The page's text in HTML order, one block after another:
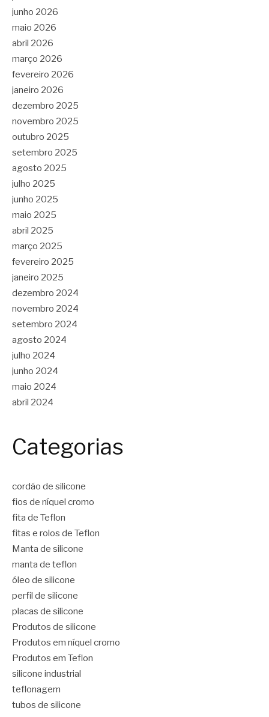
junho 2026
maio 2026
abril 2026
março 2026
fevereiro 2026
janeiro 2026
dezembro 2025
novembro 2025
outubro 2025
setembro 2025
agosto 2025
julho 2025
junho 2025
maio 2025
abril 2025
março 2025
fevereiro 2025
janeiro 2025
dezembro 2024
novembro 2024
setembro 2024
agosto 2024
julho 2024
junho 2024
maio 2024
abril 2024
Categorias
cordão de silicone
fios de níquel cromo
fita de Teflon
fitas e rolos de Teflon
Manta de silicone
manta de teflon
óleo de silicone
perfil de silicone
placas de silicone
Produtos de silicone
Produtos em níquel cromo
Produtos em Teflon
silicone industrial
teflonagem
tubos de silicone